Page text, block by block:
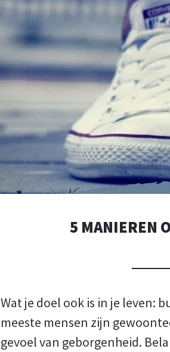
5 MANIEREN
Wat je doel ook is in je leven:
meeste mensen zijn
gevoel van geborgenheid.